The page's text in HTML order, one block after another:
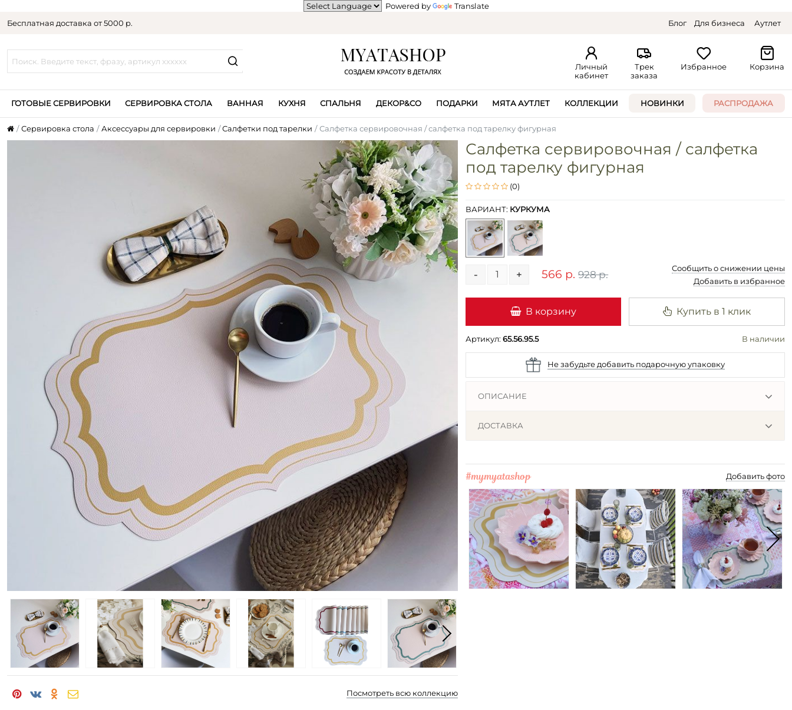
Powered by
Translate
Бесплатная доставка от 5000 р.
Блог Для бизнеса Аутлет
Личный
кабинет
Трек
заказа
Избранное Корзина
ГОТОВЫЕ СЕРВИРОВКИ СЕРВИРОВКА СТОЛА ВАННАЯ КУХНЯ СПАЛЬНЯ ДЕКОР&CO ПОДАРКИ МЯТА АУТЛЕТ КОЛЛЕКЦИИ НОВИНКИ РАСПРОДАЖА
Сервировка стола Аксессуары для сервировки Салфетки под тарелки Салфетка сервировочная / салфетка под тарелку фигурная
Посмотреть всю коллекцию
Салфетка сервировочная / салфетка
под тарелку фигурная
(0)
ВАРИАНТ: КУРКУМА
- + 566 р. 928 р.
Сообщить о снижении цены
Добавить в избранное
В корзину Купить в 1 клик
Артикул: 65.56.95.5 В наличии
Не забудьте добавить подарочную упаковку
ОПИСАНИЕ
ДОСТАВКА
#mymyatashop Добавить фото